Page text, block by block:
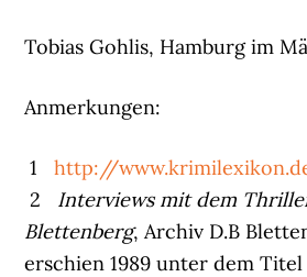
Tobias Gohlis, Hamburg im
Anmerkungen:
1http://
2 Interviews mit dem
Blettenberg, Archiv D.B
erschien 1989 unter dem Titel